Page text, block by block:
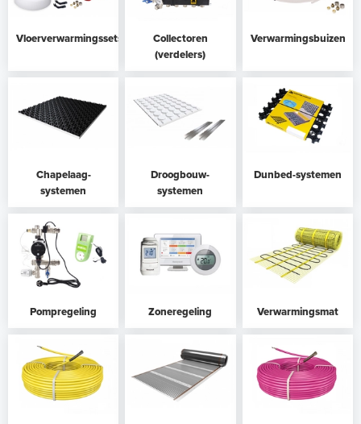
Vloerverwarmingssets
Collectoren
(verdelers)
Verwarmingsbuizen
Chapelaag-
systemen
Droogbouw-
systemen
Dunbed-systemen
Pompregeling Zoneregeling Verwarmingsmat